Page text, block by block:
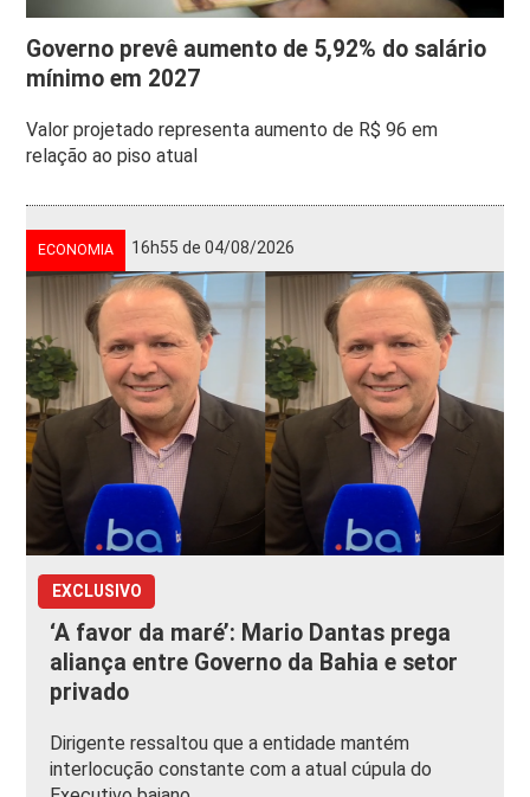
Governo prevê aumento de 5,92% do salário
mínimo em 2027
Valor projetado representa aumento de R$ 96 em
relação ao piso atual
ECONOMIA 16h55 de 04/08/2026
EXCLUSIVO
‘A favor da maré’: Mario Dantas prega
aliança entre Governo da Bahia e setor
privado
Dirigente ressaltou que a entidade mantém
interlocução constante com a atual cúpula do